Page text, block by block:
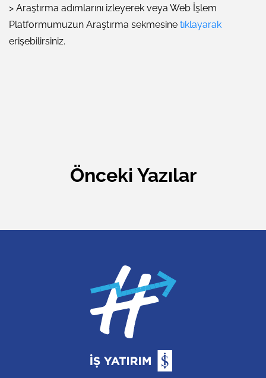
> Araştırma adımlarını izleyerek veya Web İşlem
Platformumuzun Araştırma sekmesine tıklayarak
erişebilirsiniz.
Önceki Yazılar